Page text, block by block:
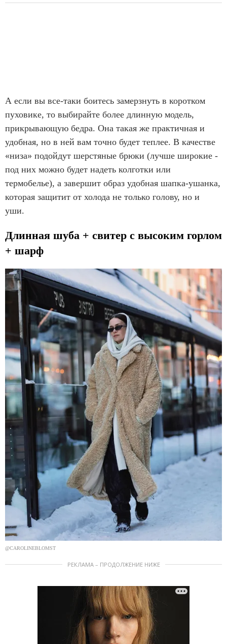
А если вы все-таки боитесь замерзнуть в коротком
пуховике, то выбирайте более длинную модель,
прикрывающую бедра. Она такая же практичная и
удобная, но в ней вам точно будет теплее. В качестве
«низа» подойдут шерстяные брюки (лучше широкие -
под них можно будет надеть колготки или
термобелье), а завершит образ удобная шапка-ушанка,
которая защитит от холода не только голову, но и
уши.
Длинная шуба + свитер с высоким горлом
+ шарф
@CAROLINEBLOMST
РЕКЛАМА – ПРОДОЛЖЕНИЕ НИЖЕ